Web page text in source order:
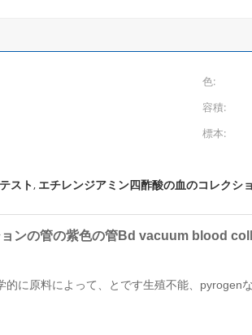
色:
容積:
標本:
スト, エチレンジアミン四酢酸の血のコレクシ
ンの管の紫色の管Bd vacuum blood
に原料によって、とです生殖不能、pyrogen